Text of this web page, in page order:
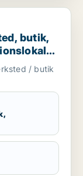
restaurant
butik,
NV/ butik